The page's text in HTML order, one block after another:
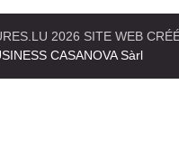
2026 SITE WEB
CASANOVA Sàrl